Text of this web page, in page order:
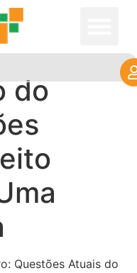
do
Questões Atuais do